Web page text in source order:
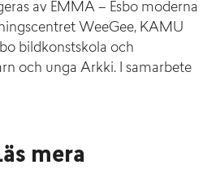
av EMMA – Esbo moderna
WeeGee, KAMU
bildkonstskola och
och unga Arkki. I samarbete
mera